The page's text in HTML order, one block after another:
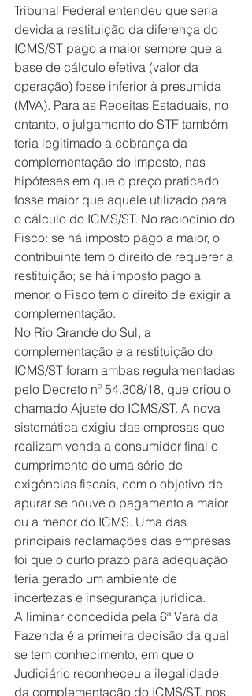
Tribunal Federal entendeu que seria
devida a restituição da diferença do
ICMS/ST pago a maior sempre que a
base de cálculo efetiva (valor da
operação) fosse inferior à presumida
(MVA). Para as Receitas Estaduais, no
entanto, o julgamento do STF também
teria legitimado a cobrança da
complementação do imposto, nas
hipóteses em que o preço praticado
fosse maior que aquele utilizado para
o cálculo do ICMS/ST. No raciocínio do
Fisco: se há imposto pago a maior, o
contribuinte tem o direito de requerer a
restituição; se há imposto pago a
menor, o Fisco tem o direito de exigir a
complementação.
No Rio Grande do Sul, a
complementação e a restituição do
ICMS/ST foram ambas regulamentadas
pelo Decreto nº 54.308/18, que criou o
chamado Ajuste do ICMS/ST. A nova
sistemática exigiu das empresas que
realizam venda a consumidor final o
cumprimento de uma série de
exigências fiscais, com o objetivo de
apurar se houve o pagamento a maior
ou a menor do ICMS. Uma das
principais reclamações das empresas
foi que o curto prazo para adequação
teria gerado um ambiente de
incertezas e insegurança jurídica.
A liminar concedida pela 6ª Vara da
Fazenda é a primeira decisão da qual
se tem conhecimento, em que o
Judiciário reconheceu a ilegalidade
da complementação do ICMS/ST, nos